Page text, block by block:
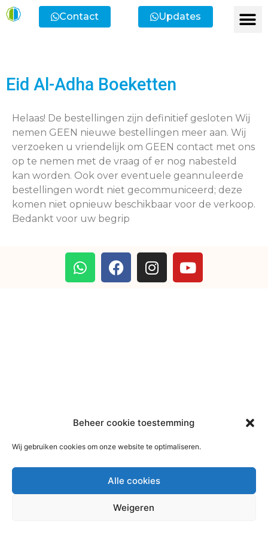
Beheer cookie toestemming
Wij gebruiken cookies om onze website te optimaliseren.
Alle cookies
Weigeren
Contact Updates
Eid Al-Adha Boeketten
Helaas! De bestellingen zijn definitief gesloten Wij
nemen GEEN nieuwe bestellingen meer aan. Wij
verzoeken u vriendelijk om GEEN contact met ons
op te nemen met de vraag of er nog nabesteld
kan worden. Ook over eventuele geannuleerde
bestellingen wordt niet gecommuniceerd; deze
komen niet opnieuw beschikbaar voor de verkoop.
Bedankt voor uw begrip